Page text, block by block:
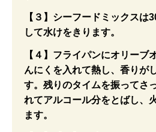
【３】シーフードミックスは
して水けをきります。
【４】フライパンにオリーブ
んにくを入れて熱し、香りが
す。残りのタイムを振ってさ
れてアルコール分をとばし、
ます。